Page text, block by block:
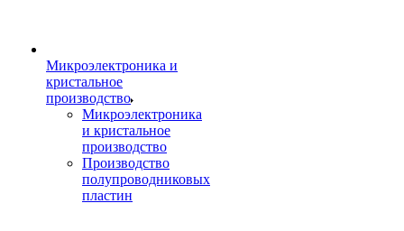
Микроэлектроника и
кристальное
производство
Микроэлектроника
и кристальное
производство
Производство
полупроводниковых
пластин